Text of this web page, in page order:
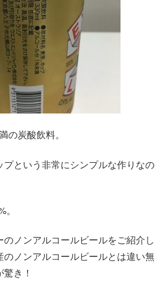
の炭酸飲料。
プという非常にシンプルな作りなの
ノンアルコールビールをご紹介し
のノンアルコールビールとは違い無
き！